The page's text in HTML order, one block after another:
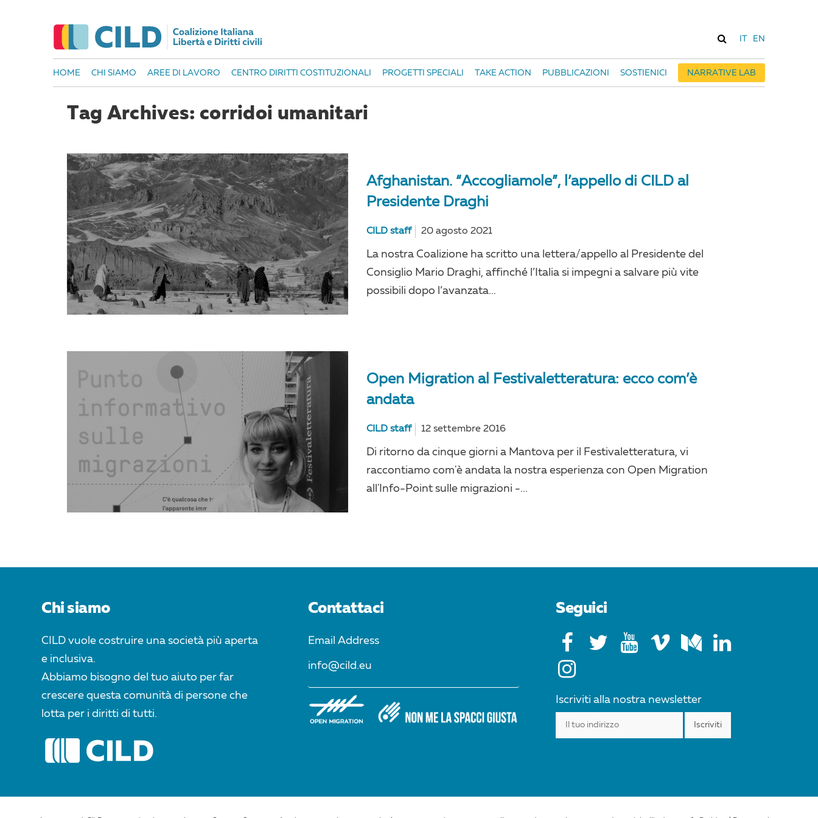
EN
HOME CHI SIAMO AREE DI LAVORO CENTRO DIRITTI COSTITUZIONALI PROGETTI SPECIALI TAKE ACTION PUBBLICAZIONI SOSTIENICI NARRATIVE LAB
Tag Archives: corridoi umanitari
Afghanistan. “Accogliamole”, l’appello di CILD al
Presidente Draghi
CILD staff 20 agosto 2021
La nostra Coalizione ha scritto una lettera/appello al Presidente del
Consiglio Mario Draghi, affinché l’Italia si impegni a salvare più vite
possibili dopo l’avanzata...
Open Migration al Festivaletteratura: ecco com’è
andata
CILD staff 12 settembre 2016
Di ritorno da cinque giorni a Mantova per il Festivaletteratura, vi
raccontiamo com'è andata la nostra esperienza con Open Migration
all'Info-Point sulle migrazioni -...
Chi siamo
CILD vuole costruire una società più aperta
e inclusiva.
Abbiamo bisogno del tuo aiuto per far
crescere questa comunità di persone che
lotta per i diritti di tutti.
Contattaci
Email Address
info@cild.eu
Seguici
Iscriviti alla nostra newsletter